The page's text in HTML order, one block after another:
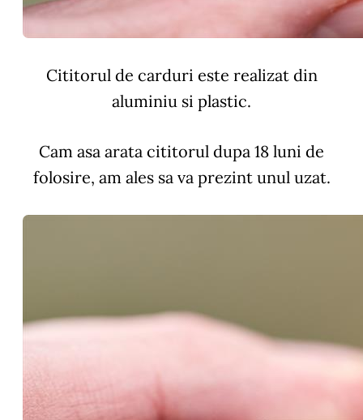
Cititorul de carduri este realizat din
aluminiu si plastic.
Cam asa arata cititorul dupa 18 luni de
folosire, am ales sa va prezint unul uzat.